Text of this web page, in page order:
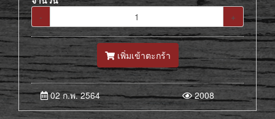
-
+
เพิ่มเข้าตะกร้า
02 ก.พ. 2564 2008